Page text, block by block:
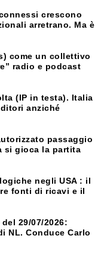
crescono
arretrano. Ma è
come un collettivo
radio e podcast
(IP in testa). Italia
anziché
passaggio
si gioca la partita
negli USA : il
fonti di ricavi e il
29/07/2026:
NL. Conduce Carlo